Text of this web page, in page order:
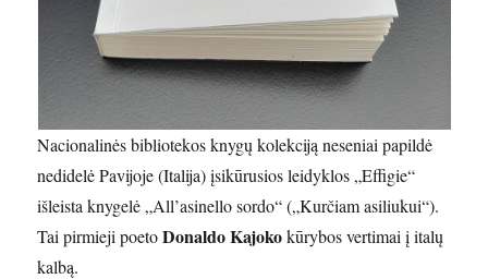
Nacionalinės bibliotekos knygų kolekciją neseniai papildė
nedidelė Pavijoje (Italija) įsikūrusios leidyklos „Effigie“
išleista knygelė „All’asinello sordo“ („Kurčiam asiliukui“).
Tai pirmieji poetoDonaldo Kajokokūrybos vertimai į italų
kalbą.